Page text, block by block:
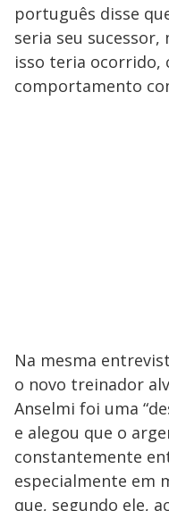
português disse
seria seu
isso teria ocorrido,
comportamento
Na mesma
o novo treinador
Anselmi foi uma
e alegou que o
constantemente
especialmente em
que, segundo ele,